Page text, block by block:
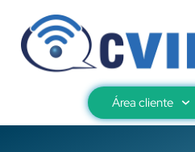
Área cliente